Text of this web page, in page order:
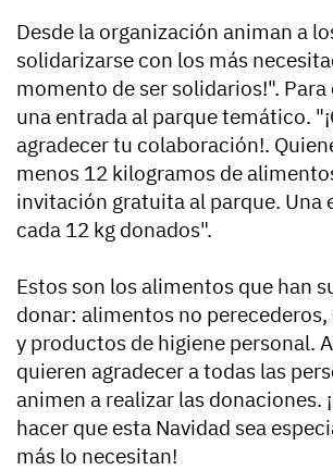
Desde la organización animan a
solidarizarse con los más
momento de ser solidarios!". Para
una entrada al parque temático.
agradecer tu colaboración!.
menos 12 kilogramos de
invitación gratuita al parque. Una
cada 12 kg donados".
Estos son los alimentos que han
donar: alimentos no
y productos de higiene personal.
quieren agradecer a todas las
animen a realizar las donaciones.
hacer que esta Navidad sea
más lo necesitan!